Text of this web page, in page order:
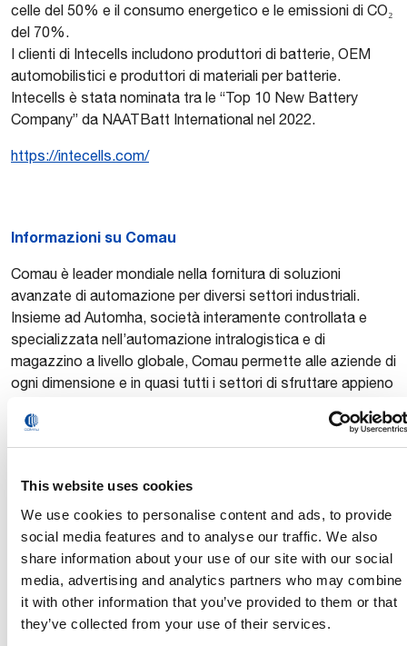
This website uses cookies
We use cookies to personalise content and ads, to provide
social media features and to analyse our traffic. We also
share information about your use of our site with our social
media, advertising and analytics partners who may combine
it with other information that you’ve provided to them or that
they’ve collected from your use of their services.
celle del 50% e il consumo energetico e le emissioni di CO₂
del 70%.
I clienti di Intecells includono produttori di batterie, OEM
automobilistici e produttori di materiali per batterie.
Intecells è stata nominata tra le “Top 10 New Battery
Company” da NAATBatt International nel 2022.
https://intecells.com/
Informazioni su Comau
Comau è leader mondiale nella fornitura di soluzioni
avanzate di automazione per diversi settori industriali.
Insieme ad Automha, società interamente controllata e
specializzata nell’automazione intralogistica e di
magazzino a livello globale, Comau permette alle aziende di
ogni dimensione e in quasi tutti i settori di sfruttare appieno
tecnologie digitali – aumentando efficienza, flessibilità e
competitività in mercati in rapida crescita.
Il portafoglio di Comau comprende prodotti e sistemi per la
produzione di veicoli, con una forte presenza nell’e-
Mobility, oltre a soluzioni robotiche e digitali all’avanguardia
per numerosi settori industriali, tra cui cantieristica navale,
alimentare e bevande, logistica, farmaceutico ed energie
rinnovabili. Comau offre anche servizi di project
management, consulenza e formazione attraverso
un’Academy riconosciuta a livello internazionale. Automha